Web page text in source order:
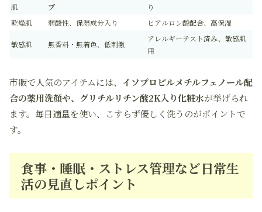
肌
プ
り
乾燥肌
弱酸性、保湿成分入り ヒアルロン酸配合、高保湿
敏感肌 無香料・無着色、低刺激
アレルギーテスト済み、敏感肌
用
市販で人気のアイテムには、 イソプロピルメチルフェノール配
合の薬用洗顔や、グリチルリチン酸2K入り化粧水が挙げられ
ます。毎日適量を使い、こすらず優しく洗うのがポイントで
す。
食事・睡眠・ストレス管理など日常生
活の見直しポイント